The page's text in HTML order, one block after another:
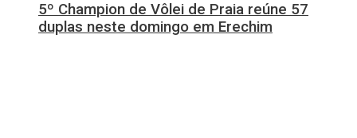
5º Champion de Vôlei de Praia reúne 57
duplas neste domingo em Erechim